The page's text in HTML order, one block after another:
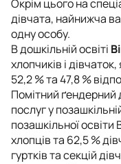
Окрім цього на
дівчата, найнижча
одну особу.
В дошкільній освіті
хлопчиків і
52,2 % та 47,8 %
Помітний ґендерний
послуг у
позашкільної
хлопців та 62,5 %
гуртків та секцій